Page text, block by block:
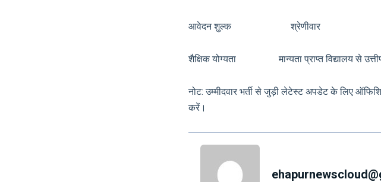
आवेदन शुल्क श्रेणीवार
शैक्षिक योग्यता मान्यता प्राप्त विद्यालय से उत्तीर्ण
नोट: उम्मीदवार भर्ती से जुड़ी लेटेस्ट अपडेट के लिए
करें।